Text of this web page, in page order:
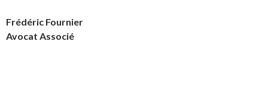
Frédéric Fournier
Avocat Associé